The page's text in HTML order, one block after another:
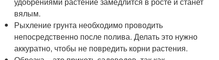
вялым.
Рыхление грунта необходимо проводить
непосредственно после полива. Делать это нужно
аккуратно, чтобы не повредить корни растения.